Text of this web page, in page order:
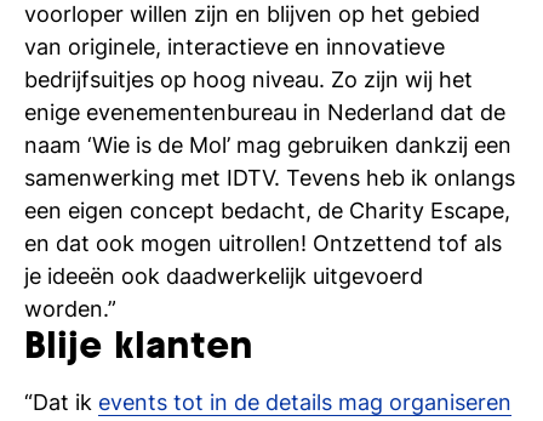
voorloper willen zijn en blijven op het gebied
van originele, interactieve en innovatieve
bedrijfsuitjes op hoog niveau. Zo zijn wij het
enige evenementenbureau in Nederland dat de
naam ‘Wie is de Mol’ mag gebruiken dankzij een
samenwerking met IDTV. Tevens heb ik onlangs
een eigen concept bedacht, de Charity Escape,
en dat ook mogen uitrollen! Ontzettend tof als
je ideeën ook daadwerkelijk uitgevoerd
worden.”
Blije klanten
“Dat ik events tot in de details mag organiseren